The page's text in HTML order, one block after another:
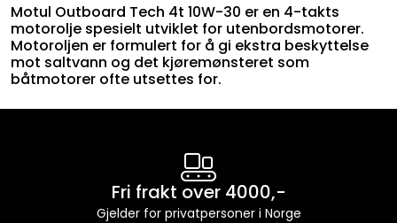
Motul Outboard Tech 4t 10W-30 er en 4-takts
motorolje spesielt utviklet for utenbordsmotorer.
Motoroljen er formulert for å gi ekstra beskyttelse
mot saltvann og det kjøremønsteret som
båtmotorer ofte utsettes for.
Fri frakt over 4000,-
Gjelder for privatpersoner i Norge